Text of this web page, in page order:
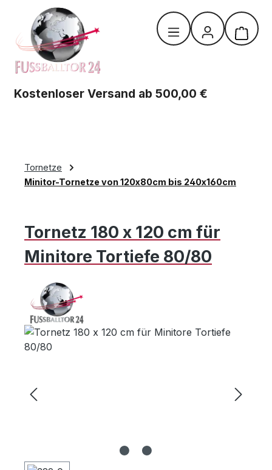
Zum Hauptinhalt springen
Kostenloser Versand ab 500,00 €
Tornetze
Minitor-Tornetze von 120x80cm bis 240x160cm
Tornetz 180 x 120 cm für
Minitore Tortiefe 80/80
Bildergalerie überspringen